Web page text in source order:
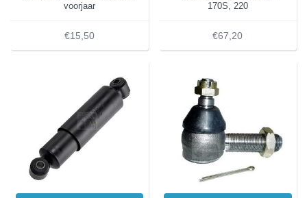
voorjaar
€15,50
170S, 220
€67,20